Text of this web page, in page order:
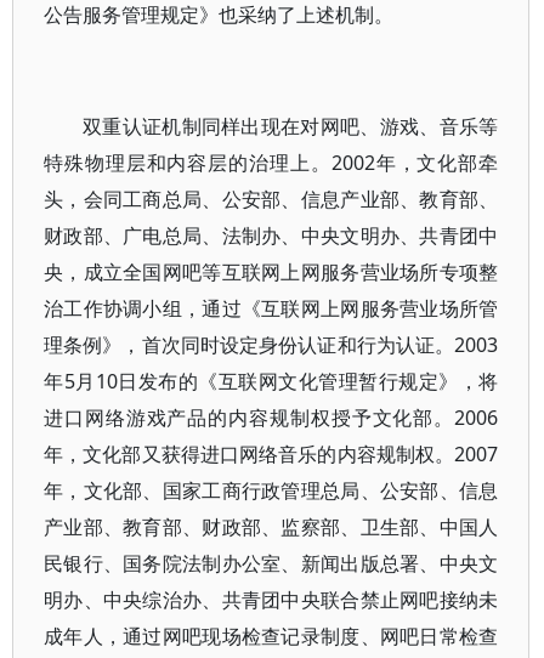
公告服务管理规定》也采纳了上述机制。
双重认证机制同样出现在对网吧、游戏、音乐等
特殊物理层和内容层的治理上。2002年，文化部牵
头，会同工商总局、公安部、信息产业部、教育部、
财政部、广电总局、法制办、中央文明办、共青团中
央，成立全国网吧等互联网上网服务营业场所专项整
治工作协调小组，通过《互联网上网服务营业场所管
理条例》，首次同时设定身份认证和行为认证。2003
年5月10日发布的《互联网文化管理暂行规定》，将
进口网络游戏产品的内容规制权授予文化部。2006
年，文化部又获得进口网络音乐的内容规制权。2007
年，文化部、国家工商行政管理总局、公安部、信息
产业部、教育部、财政部、监察部、卫生部、中国人
民银行、国务院法制办公室、新闻出版总署、中央文
明办、中央综治办、共青团中央联合禁止网吧接纳未
成年人，通过网吧现场检查记录制度、网吧日常检查